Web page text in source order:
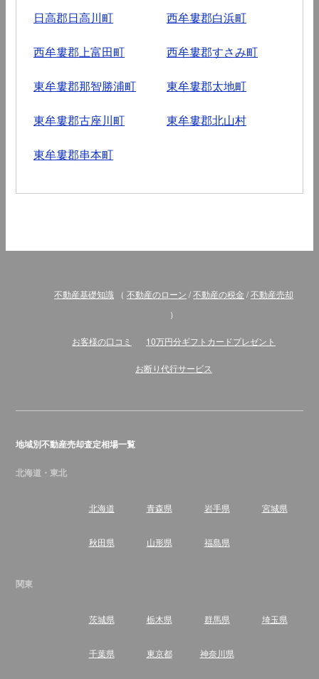
日高郡日高川町 西牟婁郡白浜町
西牟婁郡上富田町 西牟婁郡すさみ町
東牟婁郡那智勝浦町 東牟婁郡太地町
東牟婁郡古座川町 東牟婁郡北山村
東牟婁郡串本町
不動産基礎知識 （ 不動産のローン /不動産の税金 /不動産売却
）
お客様の口コミ 10万円分ギフトカードプレゼント
お断り代行サービス
地域別不動産売却査定相場一覧
北海道・東北
北海道 青森県 岩手県 宮城県
秋田県 山形県 福島県
関東
茨城県 栃木県 群馬県 埼玉県
千葉県 東京都 神奈川県